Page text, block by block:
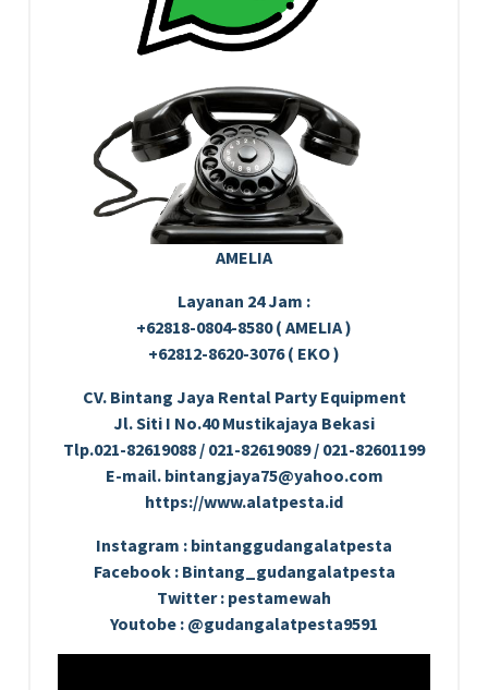
AMELIA
Layanan 24 Jam :
+62818-0804-8580 ( AMELIA )
+62812-8620-3076 ( EKO )
CV. Bintang Jaya Rental Party Equipment
Jl. Siti I No.40 Mustikajaya Bekasi
Tlp.021-82619088 / 021-82619089 / 021-82601199
E-mail. bintangjaya75@yahoo.com
https://www.alatpesta.id
Instagram : bintanggudangalatpesta
Facebook : Bintang_gudangalatpesta
Twitter : pestamewah
Youtobe : @gudangalatpesta9591